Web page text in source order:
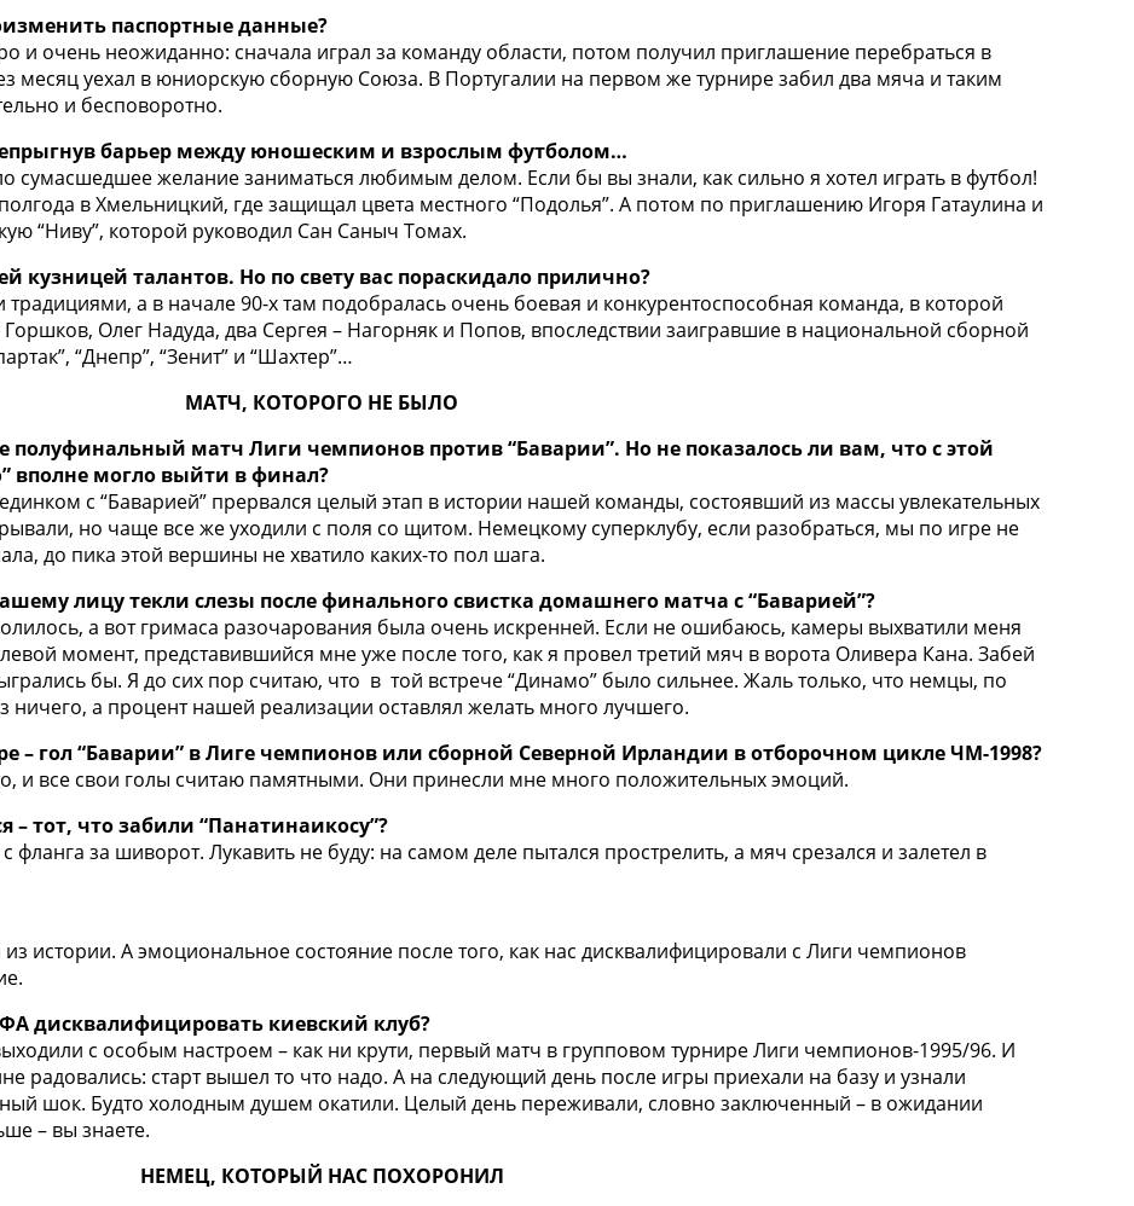
паспортные данные?
и очень неожиданно: сначала играл за команду области, потом получил приглашение перебраться в
месяц уехал в юниорскую сборную Союза. В Португалии на первом же турнире забил два мяча и таким
и бесповоротно.
барьер между юношеским и взрослым футболом…
сумасшедшее желание заниматься любимым делом. Если бы вы знали, как сильно я хотел играть в футбол!
в Хмельницкий, где защищал цвета местного “Подолья”. А потом по приглашению Игоря Гатаулина и
“Ниву”, которой руководил Сан Саныч Томах.
кузницей талантов. Но по свету вас пораскидало прилично?
а в начале 90-х там подобралась очень боевая и конкурентоспособная команда, в которой
Олег Надуда, два Сергея – Нагорняк и Попов, впоследствии заигравшие в национальной сборной
“Днепр”, “Зенит” и “Шахтер”…
МАТЧ, КОТОРОГО НЕ БЫЛО
матч Лиги чемпионов против “Баварии”. Но не показалось ли вам, что с этой
вполне могло выйти в финал?
с “Баварией” прервался целый этап в истории нашей команды, состоявший из массы увлекательных
но чаще все же уходили с поля со щитом. Немецкому суперклубу, если разобраться, мы по игре не
до пика этой вершины не хватило каких-то пол шага.
лицу текли слезы после финального свистка домашнего матча с “Баварией”?
а вот гримаса разочарования была очень искренней. Если не ошибаюсь, камеры выхватили меня
момент, представившийся мне уже после того, как я провел третий мяч в ворота Оливера Кана. Забей
бы. Я до сих пор считаю, что в той встрече “Динамо” было сильнее. Жаль только, что немцы, по
ничего, а процент нашей реализации оставлял желать много лучшего.
гол “Баварии” в Лиге чемпионов или сборной Северной Ирландии в отборочном цикле ЧМ-1998?
и все свои голы считаю памятными. Они принесли мне много положительных эмоций.
тот, что забили “Панатинаикосу”?
фланга за шиворот. Лукавить не буду: на самом деле пытался прострелить, а мяч срезался и залетел в
истории. А эмоциональное состояние после того, как нас дисквалифицировали с Лиги чемпионов
дисквалифицировать киевский клуб?
с особым настроем – как ни крути, первый матч в групповом турнире Лиги чемпионов-1995/96. И
радовались: старт вышел то что надо. А на следующий день после игры приехали на базу и узнали
шок. Будто холодным душем окатили. Целый день переживали, словно заключенный – в ожидании
– вы знаете.
НЕМЕЦ, КОТОРЫЙ НАС ПОХОРОНИЛ